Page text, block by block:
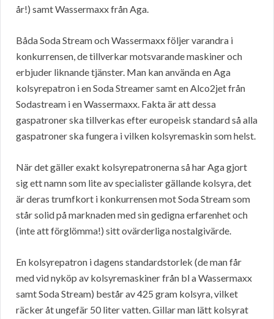
år!) samt Wassermaxx från Aga.
Båda Soda Stream och Wassermaxx följer varandra i
konkurrensen, de tillverkar motsvarande maskiner och
erbjuder liknande tjänster. Man kan använda en Aga
kolsyrepatron i en Soda Streamer samt en Alco2jet från
Sodastream i en Wassermaxx. Fakta är att dessa
gaspatroner ska tillverkas efter europeisk standard så alla
gaspatroner ska fungera i vilken kolsyremaskin som helst.
När det gäller exakt kolsyrepatronerna så har Aga gjort
sig ett namn som lite av specialister gällande kolsyra, det
är deras trumfkort i konkurrensen mot Soda Stream som
står solid på marknaden med sin gedigna erfarenhet och
(inte att förglömma!) sitt ovärderliga nostalgivärde.
En kolsyrepatron i dagens standardstorlek (de man får
med vid nyköp av kolsyremaskiner från bl a Wassermaxx
samt Soda Stream) består av 425 gram kolsyra, vilket
räcker åt ungefär 50 liter vatten. Gillar man lätt kolsyrat